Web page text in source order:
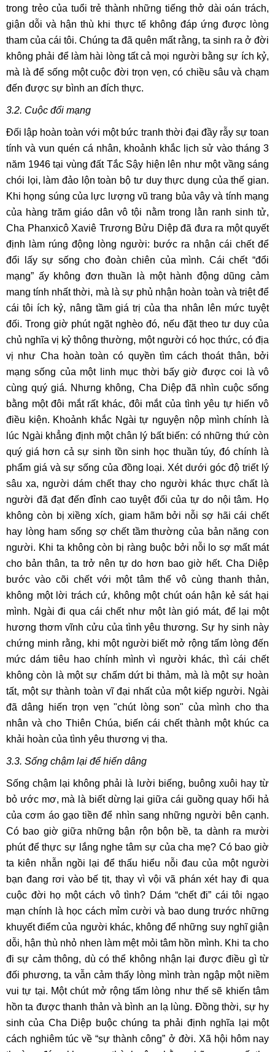
trong trẻo của tuổi trẻ thành những tiếng thở dài oán trách,
giận dỗi và hận thù khi thực tế không đáp ứng được lòng
tham của cái tôi. Chúng ta đã quên mất rằng, ta sinh ra ở đời
không phải để làm hài lòng tất cả mọi người bằng sự ích kỷ,
mà là để sống một cuộc đời trọn vẹn, có chiều sâu và chạm
đến được sự bình an đích thực.
3.2. Cuộc đổi mạng
Đối lập hoàn toàn với một bức tranh thời đại đầy rẫy sự toan
tính và vun quén cá nhân, khoảnh khắc lịch sử vào tháng 3
năm 1946 tại vùng đất Tắc Sậy hiện lên như một vầng sáng
chói lọi, làm đảo lộn toàn bộ tư duy thực dụng của thế gian.
Khi họng súng của lực lượng vũ trang bủa vây và tính mạng
của hàng trăm giáo dân vô tội nằm trong lằn ranh sinh tử,
Cha Phanxicô Xaviê Trương Bửu Diệp đã đưa ra một quyết
định làm rúng động lòng người: bước ra nhận cái chết để
đổi lấy sự sống cho đoàn chiên của mình. Cái chết “đổi
mạng” ấy không đơn thuần là một hành động dũng cảm
mang tính nhất thời, mà là sự phủ nhận hoàn toàn và triệt để
cái tôi ích kỷ, nâng tầm giá trị của tha nhân lên mức tuyệt
đối. Trong giờ phút ngặt nghèo đó, nếu đặt theo tư duy của
chủ nghĩa vị kỷ thông thường, một người có học thức, có địa
vị như Cha hoàn toàn có quyền tìm cách thoát thân, bởi
mạng sống của một linh mục thời bấy giờ được coi là vô
cùng quý giá. Nhưng không, Cha Diệp đã nhìn cuộc sống
bằng một đôi mắt rất khác, đôi mắt của tình yêu tự hiến vô
điều kiện. Khoảnh khắc Ngài tự nguyện nộp mình chính là
lúc Ngài khẳng định một chân lý bất biến: có những thứ còn
quý giá hơn cả sự sinh tồn sinh học thuần túy, đó chính là
phẩm giá và sự sống của đồng loại. Xét dưới góc độ triết lý
sâu xa, người dám chết thay cho người khác thực chất là
người đã đạt đến đỉnh cao tuyệt đối của tự do nội tâm. Họ
không còn bị xiềng xích, giam hãm bởi nỗi sợ hãi cái chết
hay lòng ham sống sợ chết tầm thường của bản năng con
người. Khi ta không còn bị ràng buộc bởi nỗi lo sợ mất mát
cho bản thân, ta trở nên tự do hơn bao giờ hết. Cha Diệp
bước vào cõi chết với một tâm thế vô cùng thanh thản,
không một lời trách cứ, không một chút oán hận kẻ sát hại
mình. Ngài đi qua cái chết như một làn gió mát, để lại một
hương thơm vĩnh cửu của tình yêu thương. Sự hy sinh này
chứng minh rằng, khi một người biết mở rộng tấm lòng đến
mức dám tiêu hao chính mình vì người khác, thì cái chết
không còn là một sự chấm dứt bi thảm, mà là một sự hoàn
tất, một sự thành toàn vĩ đại nhất của một kiếp người. Ngài
đã dâng hiến trọn vẹn "chút lòng son" của mình cho tha
nhân và cho Thiên Chúa, biến cái chết thành một khúc ca
khải hoàn của tình yêu thương vị tha.
3.3. Sống chậm lại để hiến dâng
Sống chậm lại không phải là lười biếng, buông xuôi hay từ
bỏ ước mơ, mà là biết dừng lại giữa cái guồng quay hối hả
của cơm áo gạo tiền để nhìn sang những người bên cạnh.
Có bao giờ giữa những bận rộn bộn bề, ta dành ra mười
phút để thực sự lắng nghe tâm sự của cha mẹ? Có bao giờ
ta kiên nhẫn ngồi lại để thấu hiểu nỗi đau của một người
bạn đang rơi vào bế tịt, thay vì vội vã phán xét hay đi qua
cuộc đời họ một cách vô tình? Dám “chết đi” cái tôi ngạo
mạn chính là học cách mỉm cười và bao dung trước những
khuyết điểm của người khác, không để những suy nghĩ giận
dỗi, hận thù nhỏ nhen làm mệt mỏi tâm hồn mình. Khi ta cho
đi sự cảm thông, dù có thể không nhận lại được điều gì từ
đối phương, ta vẫn cảm thấy lòng mình tràn ngập một niềm
vui tự tại. Một chút mở rộng tấm lòng như thế sẽ khiến tâm
hồn ta được thanh thản và bình an lạ lùng. Đồng thời, sự hy
sinh của Cha Diệp buộc chúng ta phải định nghĩa lại một
cách nghiêm túc về “sự thành công” ở đời. Xã hội hôm nay